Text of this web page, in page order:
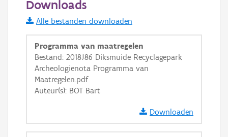
Informatie Vlaanderen
i
+ −
Downloads
Alle bestanden downloaden
Programma van maatregelen
Bestand: 2018J86 Diksmuide Recyclagepark
Archeologienota Programma van
Maatregelen.pdf
Auteur(s): BOT Bart
Downloaden